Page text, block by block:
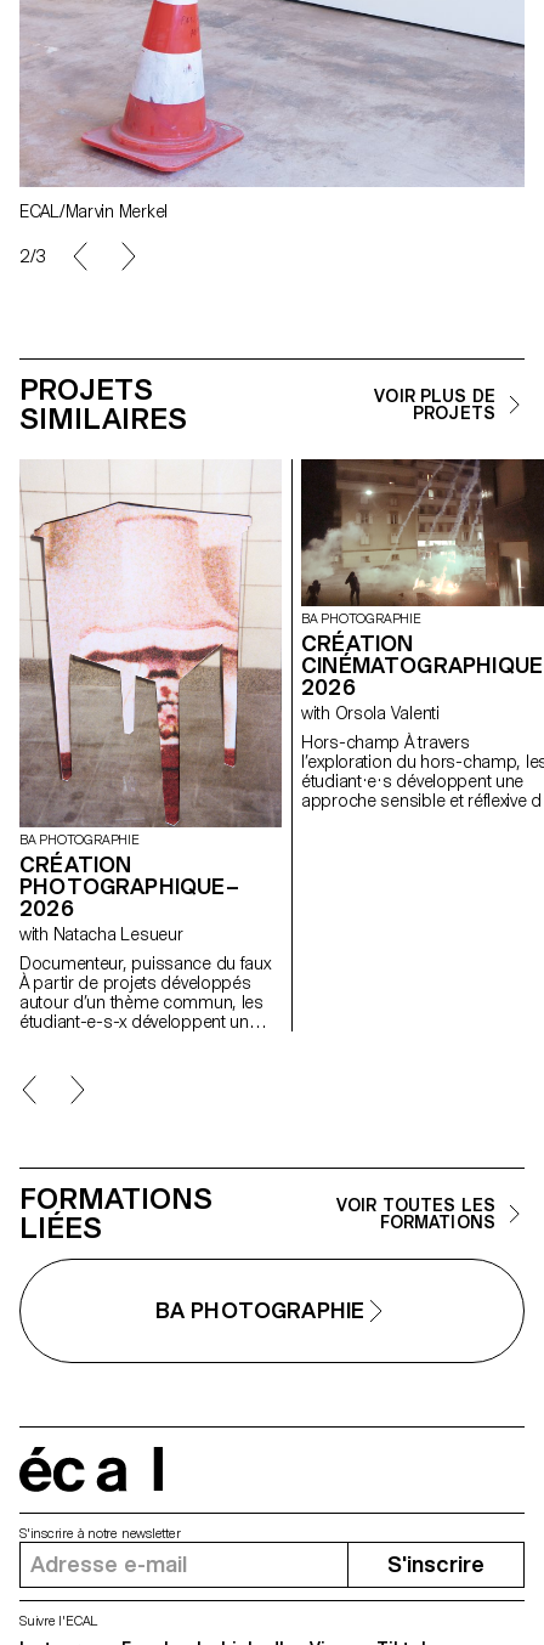
ECAL/Marvin Merkel
2/3
PROJETS
SIMILAIRES
VOIR PLUS DE
PROJETS
BA PHOTOGRAPHIE
CRÉATION
PHOTOGRAPHIQUE–
2026
with Natacha Lesueur
Documenteur, puissance du faux
À partir de projets développés
autour d’un thème commun, les
étudiant-e-s-x développent un
semblant. Iels construisent un
projet qui joue avec les limites de
BA PHOTOGRAPHIE
CRÉATION
2026
with Orsola Valenti
Hors-champ À travers
l’exploration du hors-champ,
étudiant·e·s développent une
approche sensible et réflexive
FORMATIONS
LIÉES
VOIR TOUTES LES
FORMATIONS
BA PHOTOGRAPHIE
S'inscrire à notre newsletter
S'inscrire
Suivre l'ECAL